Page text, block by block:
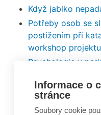
Když jablko
Potřeby osob se
postižením při
workshop
Psychologie v
Stav české
závěrečná zpráva
Informace o
stránce
Soubory cookie